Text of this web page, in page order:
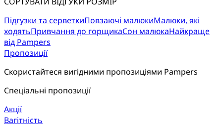
Підгузки та серветкиПовзаючі малюкиМалюки, які
ходятьПривчання до горщикаСон малюкаНайкраще
від Pampers
Пропозиції
Скористайтеся вигідними пропозиціями Pampers
Спеціальні пропозиції
Акції
Вагітність